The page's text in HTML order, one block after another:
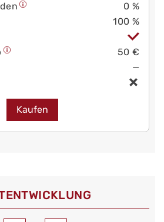
0 %
100 %
50 €
—
Kaufen